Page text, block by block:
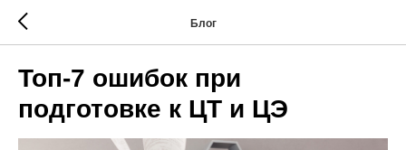
Блог
Топ-7 ошибок при
подготовке к ЦТ и ЦЭ